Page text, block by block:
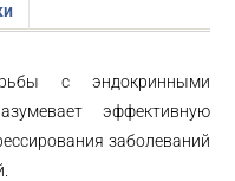
с эндокринными
эффективную
заболеваний